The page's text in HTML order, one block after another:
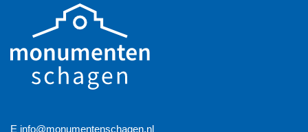
E info@monumentenschagen.nl